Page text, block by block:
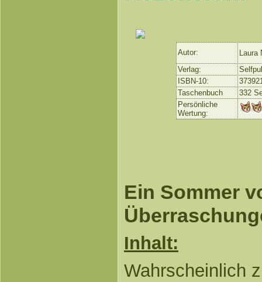
Autor:
Laura
Verlag:
ISBN-10:
Taschenbuch
332
Persönliche
Wertung:
Ein Sommer
Inhalt:
Wahrscheinlich